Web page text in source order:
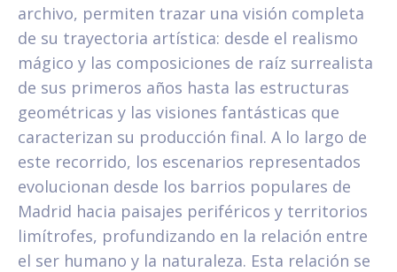
archivo, permiten trazar una visión completa
de su trayectoria artística: desde el realismo
mágico y las composiciones de raíz surrealista
de sus primeros años hasta las estructuras
geométricas y las visiones fantásticas que
caracterizan su producción final. A lo largo de
este recorrido, los escenarios representados
evolucionan desde los barrios populares de
Madrid hacia paisajes periféricos y territorios
limítrofes, profundizando en la relación entre
el ser humano y la naturaleza. Esta relación se